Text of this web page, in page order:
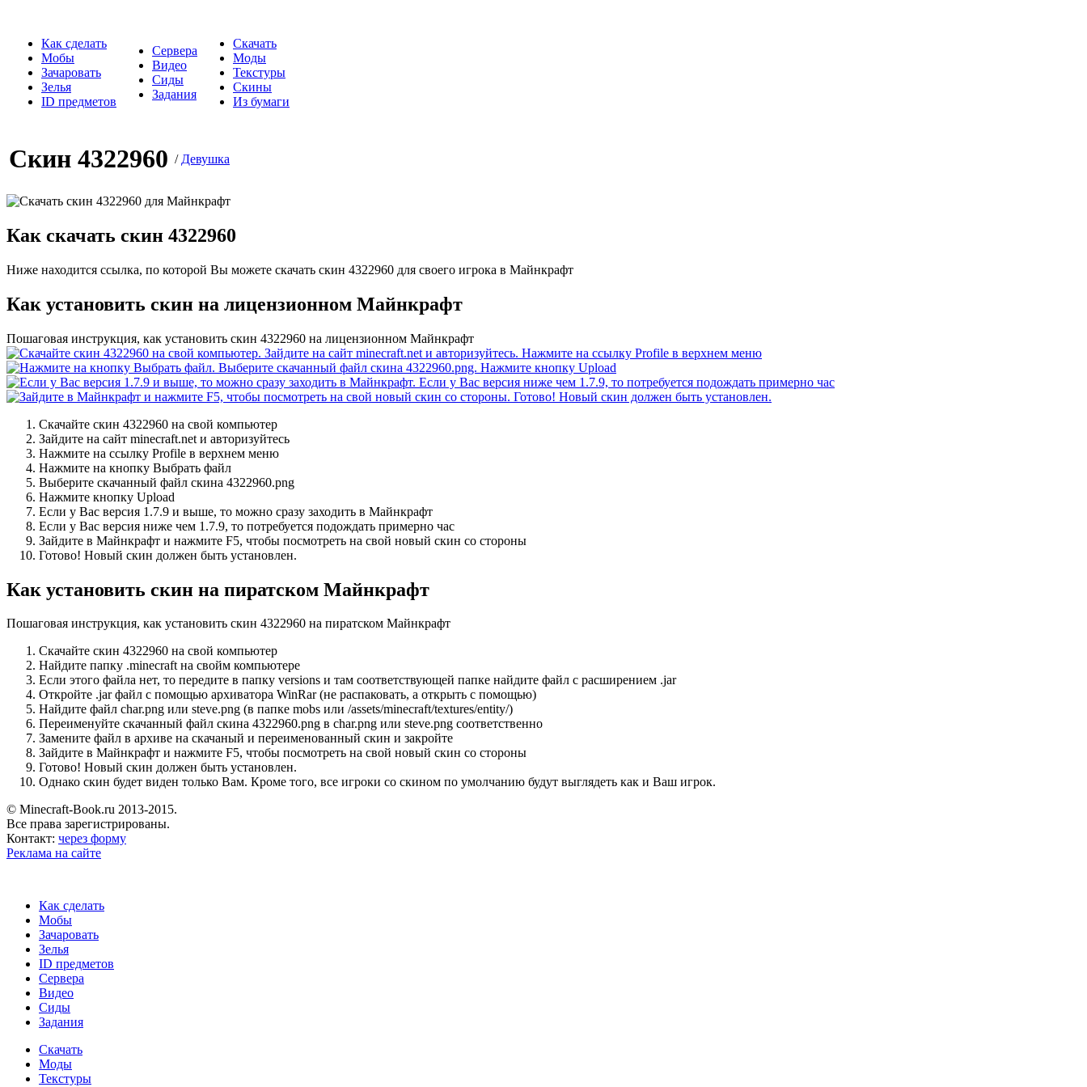
Как сделать
Мобы
Зачаровать
Зелья
ID предметов
Сервера
Видео
Сиды
Задания
Скачать
Моды
Текстуры
Скины
Из бумаги
Скин 4322960 / Девушка
Как скачать скин 4322960
Ниже находится ссылка, по которой Вы можете скачать скин 4322960 для своего игрока в Майнкрафт
Как установить скин на лицензионном Майнкрафт
Пошаговая инструкция, как установить скин 4322960 на лицензионном Майнкрафт
Скачайте скин 4322960 на свой компьютер
Зайдите на сайт minecraft.net и авторизуйтесь
Нажмите на ссылку Profile в верхнем меню
Нажмите на кнопку Выбрать файл
Выберите скачанный файл скина 4322960.png
Нажмите кнопку Upload
Если у Вас версия 1.7.9 и выше, то можно сразу заходить в Майнкрафт
Если у Вас версия ниже чем 1.7.9, то потребуется подождать примерно час
Зайдите в Майнкрафт и нажмите F5, чтобы посмотреть на свой новый скин со стороны
Готово! Новый скин должен быть установлен.
Как установить скин на пиратском Майнкрафт
Пошаговая инструкция, как установить скин 4322960 на пиратском Майнкрафт
Скачайте скин 4322960 на свой компьютер
Найдите папку .minecraft на свойм компьютере
Если этого файла нет, то передите в папку versions и там соответствующей папке найдите файл с расширением .jar
Откройте .jar файл с помощью архиватора WinRar (не распаковать, а открыть с помощью)
Найдите файл char.png или steve.png (в папке mobs или /assets/minecraft/textures/entity/)
Переименуйте скачанный файл скина 4322960.png в char.png или steve.png соответственно
Замените файл в архиве на скачаный и переименованный скин и закройте
Зайдите в Майнкрафт и нажмите F5, чтобы посмотреть на свой новый скин со стороны
Готово! Новый скин должен быть установлен.
Однако скин будет виден только Вам. Кроме того, все игроки со скином по умолчанию будут выглядеть как и Ваш игрок.
© Minecraft-Book.ru 2013-2015.
Все права зарегистрированы.
Контакт: через форму
Реклама на сайте
Как сделать
Мобы
Зачаровать
Зелья
ID предметов
Сервера
Видео
Сиды
Задания
Скачать
Моды
Текстуры